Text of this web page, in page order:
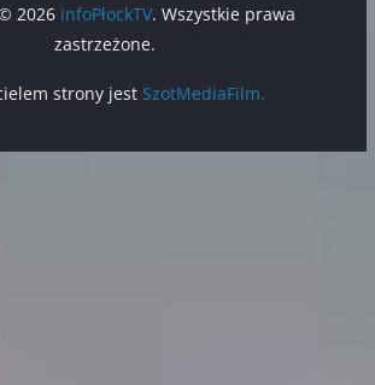
2026 infoPłockTV. Wszystkie prawa
zastrzeżone.
strony jest SzotMediaFilm.